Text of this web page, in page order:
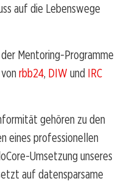
auf die Lebenswege
Mentoring-Programme
rbb24, DIW und IRC
gehören zu den
eines professionellen
Umsetzung unseres
auf datensparsame